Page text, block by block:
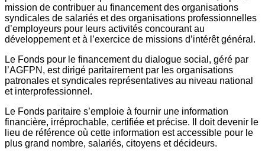
mission de contribuer au financement des organisations
syndicales de salariés et des organisations professionnelles
d’employeurs pour leurs activités concourant au
développement et à l’exercice de missions d’intérêt général.
Le Fonds pour le financement du dialogue social, géré par
l’AGFPN, est dirigé paritairement par les organisations
patronales et syndicales représentatives au niveau national
et interprofessionnel.
Le Fonds paritaire s’emploie à fournir une information
financière, irréprochable, certifiée et précise. Il doit devenir le
lieu de référence où cette information est accessible pour le
plus grand nombre, salariés, citoyens et décideurs.